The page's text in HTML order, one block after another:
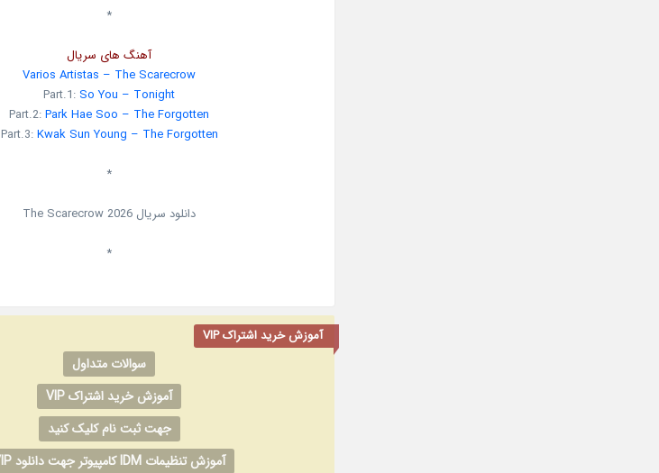
*
آهنگ های سریال
Varios Artistas – The Scarecrow
Part.1:So You – Tonight
Part.2:Park Hae Soo – The Forgotten
Part.3:Kwak Sun Young – The Forgotten
*
دانلود سریال The Scarecrow 2026
*
آموزش خرید اشتراک VIP
سوالات متداول
آموزش خرید اشتراک VIP
جهت ثبت نام کلیک کنید
آموزش تنظیمات IDM کامپیوتر جهت دانلود VIP